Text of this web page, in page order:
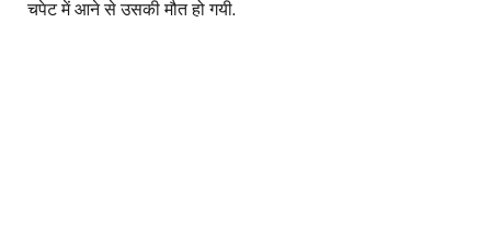
चपेट में आने से उसकी मौत हो गयी.